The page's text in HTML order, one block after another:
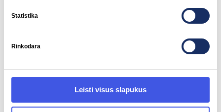
Statistika
Rinkodara
Leisti visus slapukus
ON“ tinkle augo kartais